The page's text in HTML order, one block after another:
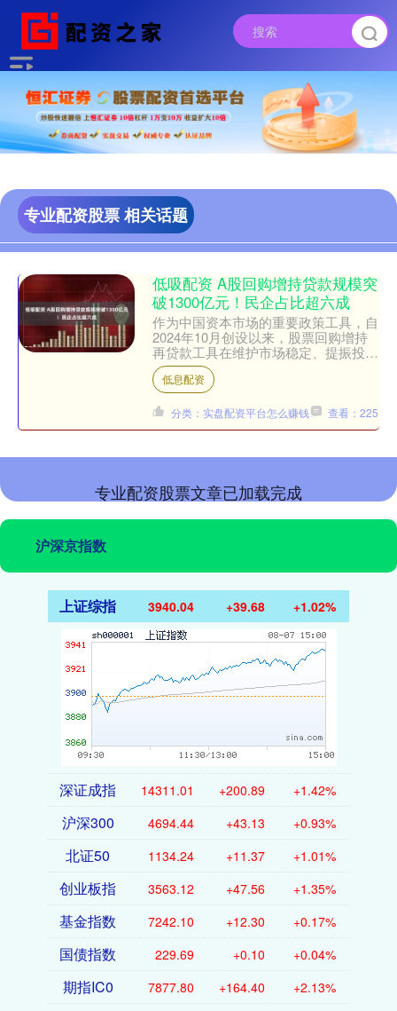
专业配资股票 相关话题
低吸配资 A股回购增持贷款规模突
破1300亿元！民企占比超六成
作为中国资本市场的重要政策工具，自
2024年10月创设以来，股票回购增持
再贷款工具在维护市场稳定、提振投资
者信心方面已显现出积极效应。 数据
显示，自股票回购增持....
低息配资
分类：实盘配资平台怎么赚钱 查看：225
专业配资股票文章已加载完成
沪深京指数
上证综指 3940.04 +39.68 +1.02%
深证成指 14311.01 +200.89 +1.42%
沪深300 4694.44 +43.13 +0.93%
北证50 1134.24 +11.37 +1.01%
创业板指 3563.12 +47.56 +1.35%
基金指数 7242.10 +12.30 +0.17%
国债指数 229.69 +0.10 +0.04%
期指IC0 7877.80 +164.40 +2.13%